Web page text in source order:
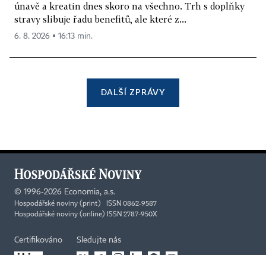
únavě a kreatin dnes skoro na všechno. Trh s doplňky
stravy slibuje řadu benefitů, ale které z...
6. 8. 2026 ▪ 16:13 min.
DALŠÍ ZPRÁVY
© 1996-2026 Economia, a.s.
Hospodářské noviny (print) ISSN 0862-9587
Hospodářské noviny (online) ISSN 2787-950X
Certifikováno Sledujte nás